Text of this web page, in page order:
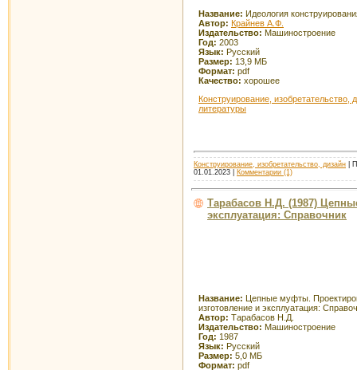
Название: Идеология
Автор: Крайнев А.Ф.
Издательство: Машиностроение
Год: 2003
Язык: Русский
Размер: 13,9 МБ
Формат: pdf
Качество: хорошее
Конструирование, изобретательство,
литературы
Конструирование, изобретательство, дизайн |
01.01.2023
Комментарии (1)
Тарабасов Н.Д. (1987)
эксплуатация: Справочник
Название: Цепные муфты.
изготовление и эксплуатация:
Автор: Тарабасов Н.Д.
Издательство: Машиностроение
Год: 1987
Язык: Русский
Размер: 5,0 МБ
Формат: pdf